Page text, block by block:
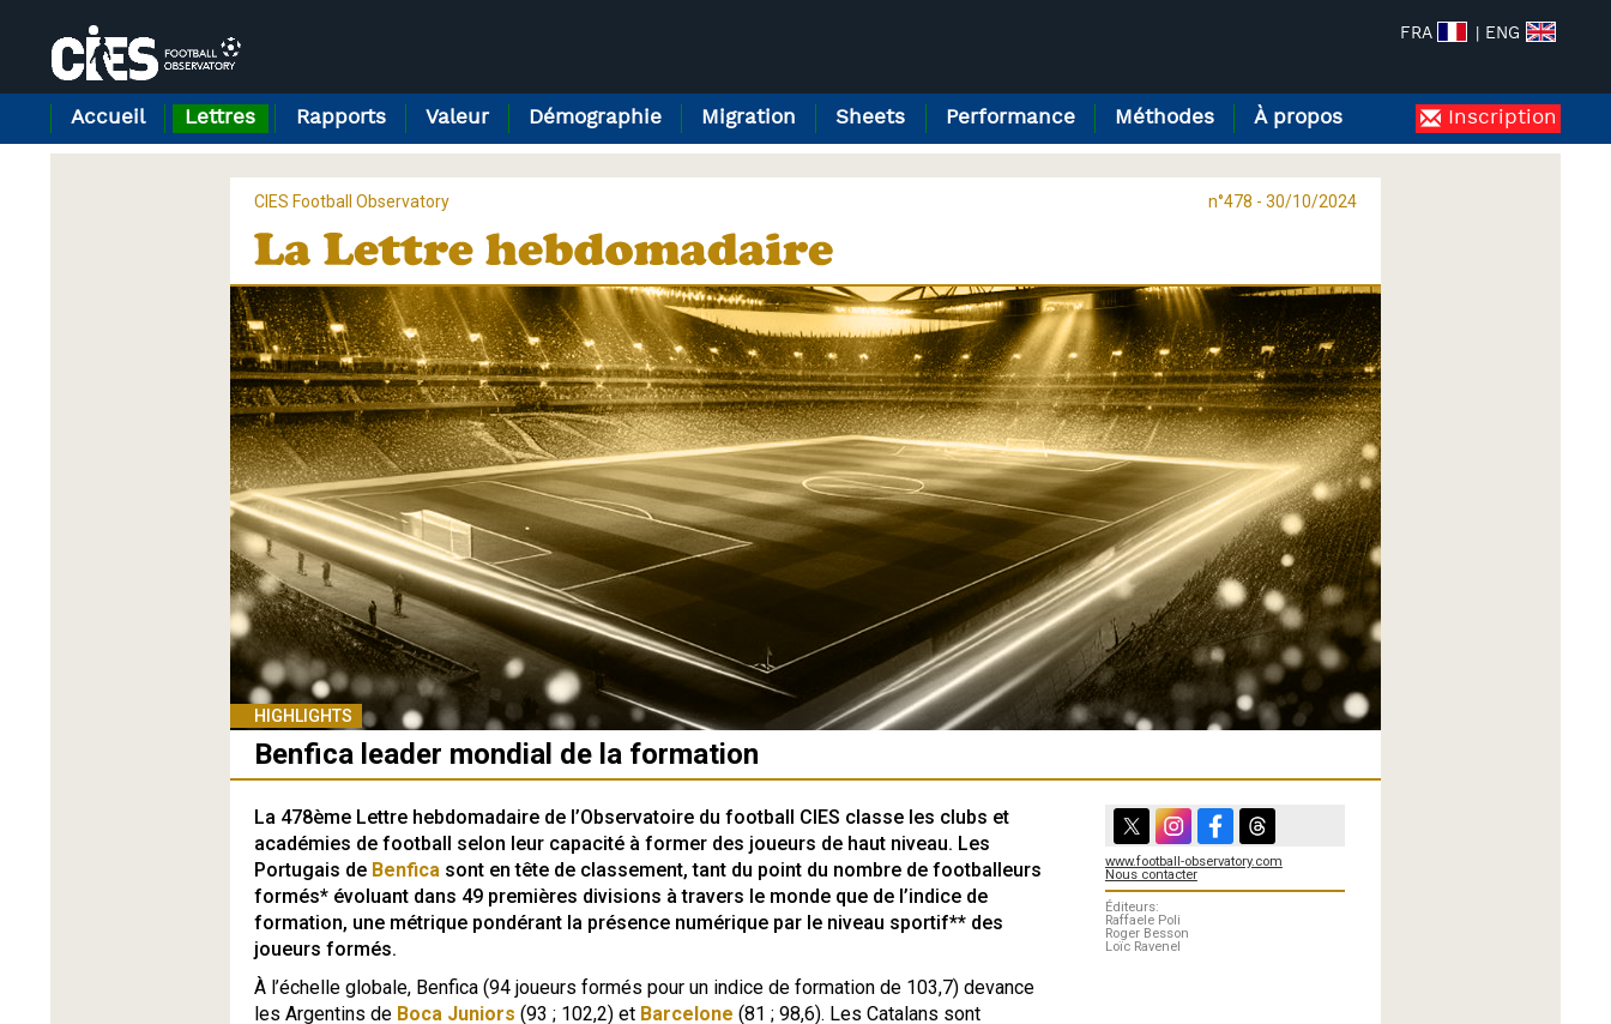
FRA | ENG
À propos
Méthodes
Performance
Sheets
Migration
Démographie
Valeur
Rapports
Lettres
Accueil Inscription